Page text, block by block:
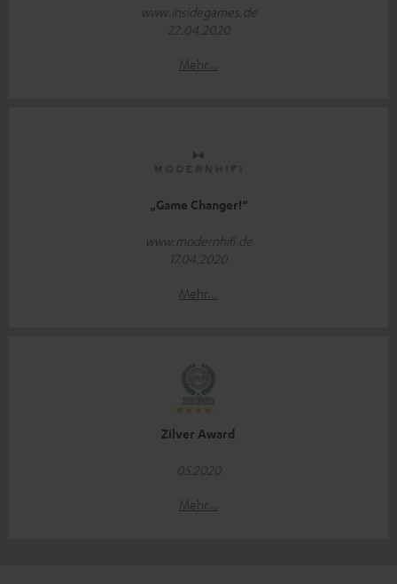
www.insidegames.de
22.04.2020
Mehr...
„Game Changer!“
www.modernhifi.de
17.04.2020
Mehr...
Zilver Award
05.2020
Mehr...